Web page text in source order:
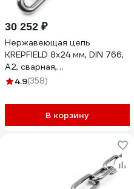
30 252 ₽
Нержавеющая цепь
KREPFIELD 8x24 мм, DIN 766,
А2, сварная,
короткозвенная, 8 м
4.9(358)
В корзину